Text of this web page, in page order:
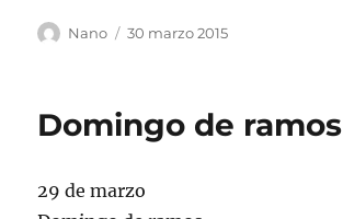
Autor
Nano
Publicado
30 marzo 2015
Domingo de ramos
29 de marzo